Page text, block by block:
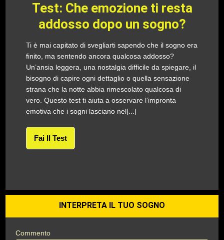
Test: Che emozione ti resta
addosso dopo un sogno?
Ti è mai capitato di svegliarti sapendo che il sogno era
finito, ma sentendo ancora qualcosa addosso?
Un’ansia leggera, una nostalgia difficile da spiegare, il
bisogno di capire ogni dettaglio o quella sensazione
strana che la notte abbia rimescolato qualcosa di
vero. Questo test ti aiuta a osservare l’impronta
emotiva che i sogni lasciano nel[...]
Fai Il Test
INTERPRETA IL TUO SOGNO
Commento